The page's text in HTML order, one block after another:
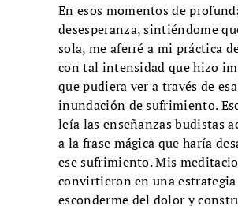
En esos momentos de
desesperanza, sintiéndome
sola, me aferré a mi práctica
con tal intensidad que hizo
que pudiera ver a través de esa
inundación de sufrimiento.
leía las enseñanzas budistas
a la frase mágica que haría
ese sufrimiento. Mis
convirtieron en una estrategia
esconderme del dolor y